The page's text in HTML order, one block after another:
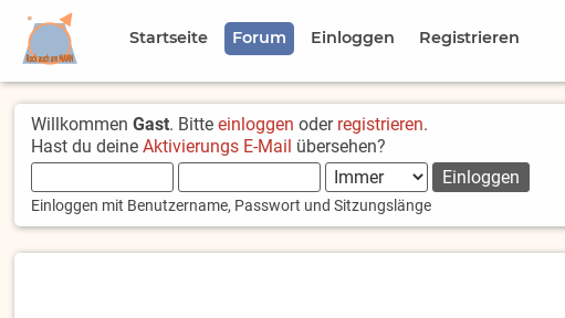
Startseite Forum Einloggen Registrieren
WillkommenGast. Bitteeinloggen oder registrieren.
Hast du deineAktivierungs E-Mail übersehen?
Einloggen mit Benutzername, Passwort und Sitzungslänge